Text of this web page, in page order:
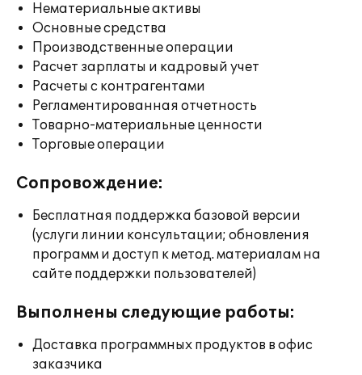
Нематериальные активы
Основные средства
Производственные операции
Расчет зарплаты и кадровый учет
Расчеты с контрагентами
Регламентированная отчетность
Товарно-материальные ценности
Торговые операции
Сопровождение:
Бесплатная поддержка базовой версии
(услуги линии консультации; обновления
программ и доступ к метод. материалам на
сайте поддержки пользователей)
Выполнены следующие работы:
Доставка программных продуктов в офис
заказчика